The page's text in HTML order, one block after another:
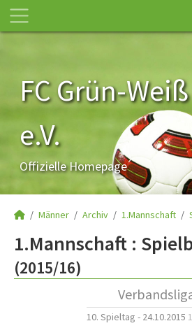
FC Grün-
e.V.
Offizielle Homepage
Männer Archiv 1.Mannschaft
1.Mannschaft :
(2015/16)
10. Spieltag - 24.10.2015